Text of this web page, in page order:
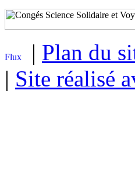
| Plan du
| Site réalisé